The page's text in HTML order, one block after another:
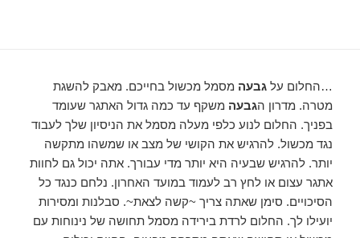
…החלום עלגבעה מסמל מכשול בחייכם. מאבק להשגת
מטרה. מדרון הגבעה משקף עד כמה גדול האתגר שעומד
בפניך. החלום לנוע כלפי מעלה מסמל את הניסיון שלך לעבוד
נגד מכשול. להרגיש את הקושי של מצב או שמשהו מתקשה
יותר. להרגיש שבעיה היא יותר מדי עבורך. אתה יכול גם לחוות
אתגר עצום או לחץ רב לעמוד במועד האחרון. נלחם כנגד כל
הסיכויים. סימן שאתה צריך ~קשה לצאת~. סבלנות ומסירות
יועילו לך. החלום לרדת בירידה מסמל תחושה של נינוחות עם